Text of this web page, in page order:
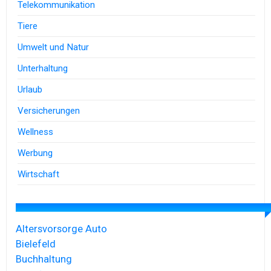
Telekommunikation
Tiere
Umwelt und Natur
Unterhaltung
Urlaub
Versicherungen
Wellness
Werbung
Wirtschaft
Altersvorsorge Auto
Bielefeld
Buchhaltung